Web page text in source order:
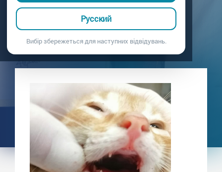
Русский
Вибір збережеться для наступних відвідувань.
16.01.2021